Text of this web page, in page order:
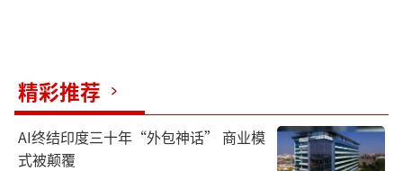
精彩推荐
AI终结印度三十年“外包神话” 商业模
式被颠覆